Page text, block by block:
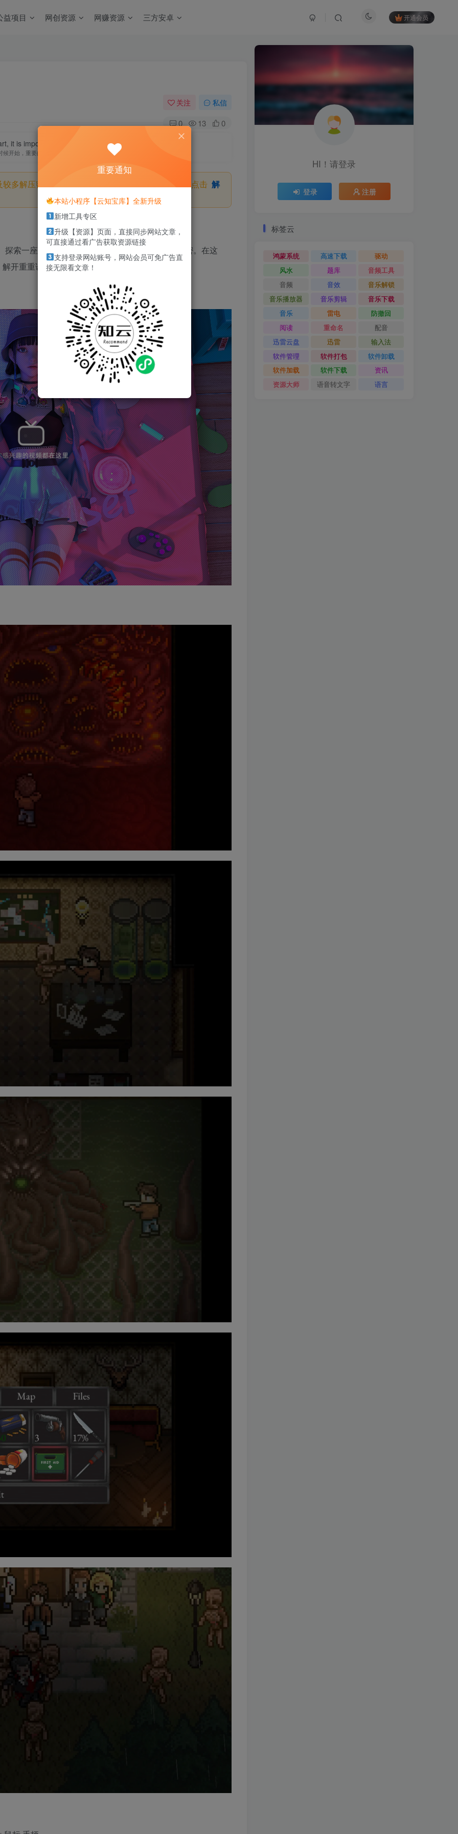
益项目 网创资源 网赚资源 三方安卓 开通会员
关注 私信
0 13 0
it is important not to stop after the start.
开始，重要的是开始之后就不要停止
多解压密码，如果你下载的资源需要解压密码，请点击 解
索一座谜团重重的孤岛，揭开其中不可告人的秘密。在这
开重重谜题，而最重要的是——活着离开这里。
HI！请登录
登录 注册
标签云
鸿蒙系统 高速下载
驱动
风水
题库
音频工具
音频
音效
音乐解锁
音乐播放器
音乐剪辑
音乐下载
音乐
雷电
防撤回
阅读
重命名
配音
迅雷云盘
迅雷
输入法
软件管理
软件打包
软件卸载
软件加载
软件下载
资讯
资源大师
语音转文字 语言
重要通知
本站小程序【云知宝库】全新升级
新增工具专区
升级【资源】页面，直接同步网站文章，
可直接通过看广告获取资源链接
支持登录网站账号，网站会员可免广告直
接无限看文章！